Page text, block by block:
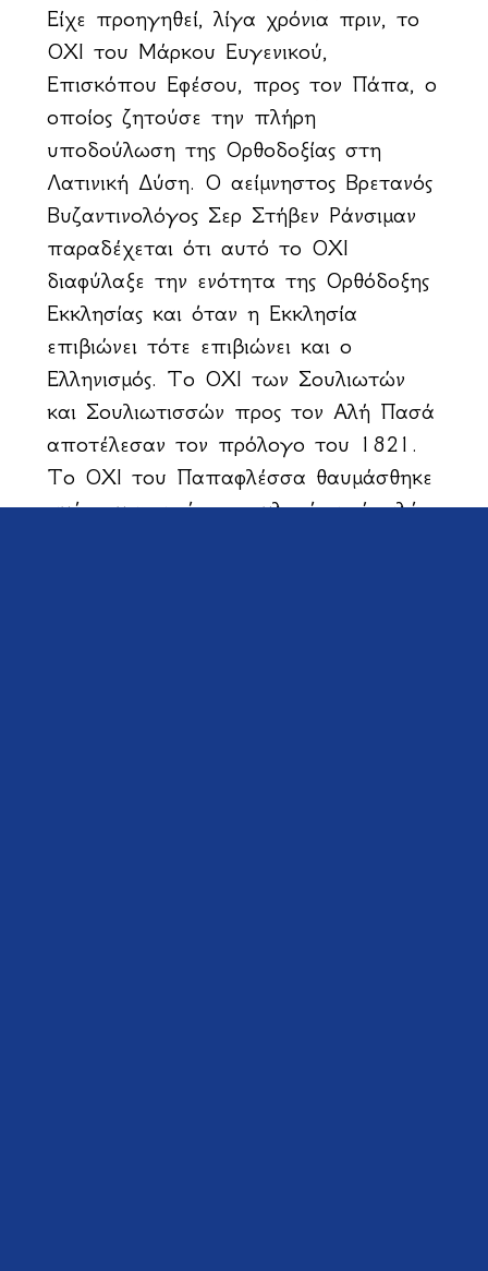
Είχε προηγηθεί, λίγα χρόνια πριν, το
ΟΧΙ του Μάρκου Ευγενικού,
Επισκόπου Εφέσου, προς τον Πάπα, ο
οποίος ζητούσε την πλήρη
υποδούλωση της Ορθοδοξίας στη
Λατινική Δύση. Ο αείμνηστος Βρετανός
Βυζαντινολόγος Σερ Στήβεν Ράνσιμαν
παραδέχεται ότι αυτό το ΟΧΙ
διαφύλαξε την ενότητα της Ορθόδοξης
Εκκλησίας και όταν η Εκκλησία
επιβιώνει τότε επιβιώνει και ο
Ελληνισμός. Το ΟΧΙ των Σουλιωτών
και Σουλιωτισσών προς τον Αλή Πασά
αποτέλεσαν τον πρόλογο του 1821.
Το ΟΧΙ του Παπαφλέσσα θαυμάσθηκε
ακόμη και από τον σκληρό αντίπαλό